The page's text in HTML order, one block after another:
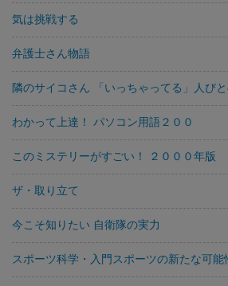
気は挑戦する
弁護士さん物語
隣のサイコさん 「いっちゃってる」人び
わかって上達！ パソコン用語２００
このミステリーがすごい！ ２０００年版
ザ・取り立て
今こそ知りたい 自衛隊の実力
スポーツ科学・入門スポーツの新たな可能